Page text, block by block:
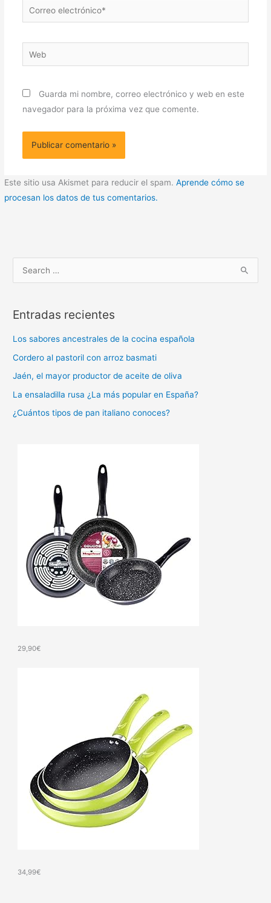
Correo
electrónico*
Web
Guarda mi nombre, correo electrónico y web en este
navegador para la próxima vez que comente.
Este sitio usa Akismet para reducir el spam.Aprende cómo se
procesan los datos de tus comentarios.
u
c
p
o
r
:
Entradas recientes
Los sabores ancestrales de la cocina española
Cordero al pastoril con arroz basmati
Jaén, el mayor productor de aceite de oliva
La ensaladilla rusa ¿La más popular en España?
¿Cuántos tipos de pan italiano conoces?
29,90€
34,99€